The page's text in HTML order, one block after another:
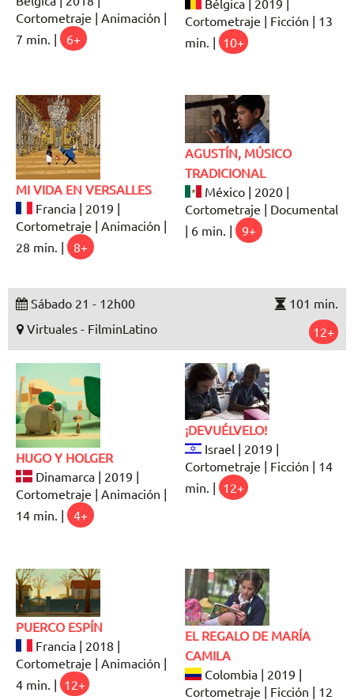
Cortometraje | Animación |
7 min. |
6+
Cortometraje | Ficción | 13
min. | 10+
MI VIDA EN VERSALLES
Francia | 2019 |
Cortometraje | Animación |
28 min. |
8+
AGUSTÍN, MÚSICO
TRADICIONAL
México | 2020 |
Cortometraje | Documental
| 6 min. |
9+
Sábado 21 - 12h00
101 min.
Virtuales - FilminLatino
12+
HUGO Y HOLGER
Dinamarca | 2019 |
Cortometraje | Animación |
14 min. |
4+
¡DEVUÉLVELO!
Israel | 2019 |
Cortometraje | Ficción | 14
min. | 12+
PUERCO ESPÍN
Francia | 2018 |
Cortometraje | Animación |
4 min. | 12+
EL REGALO DE MARÍA
CAMILA
Colombia | 2019 |
Cortometraje | Ficción | 12